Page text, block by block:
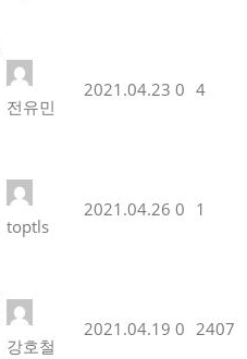
전유민
2021.04.23 0 4
toptls
2021.04.26 0 1
강호철
2021.04.19 0 2407